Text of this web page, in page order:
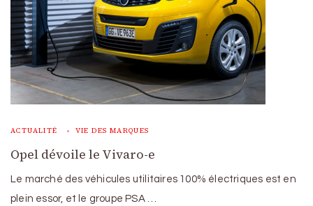
ACTUALITÉ VIE DES MARQUES
Opel dévoile le Vivaro-e
Le marché des véhicules utilitaires 100% électriques est en
plein essor, et le groupe PSA …